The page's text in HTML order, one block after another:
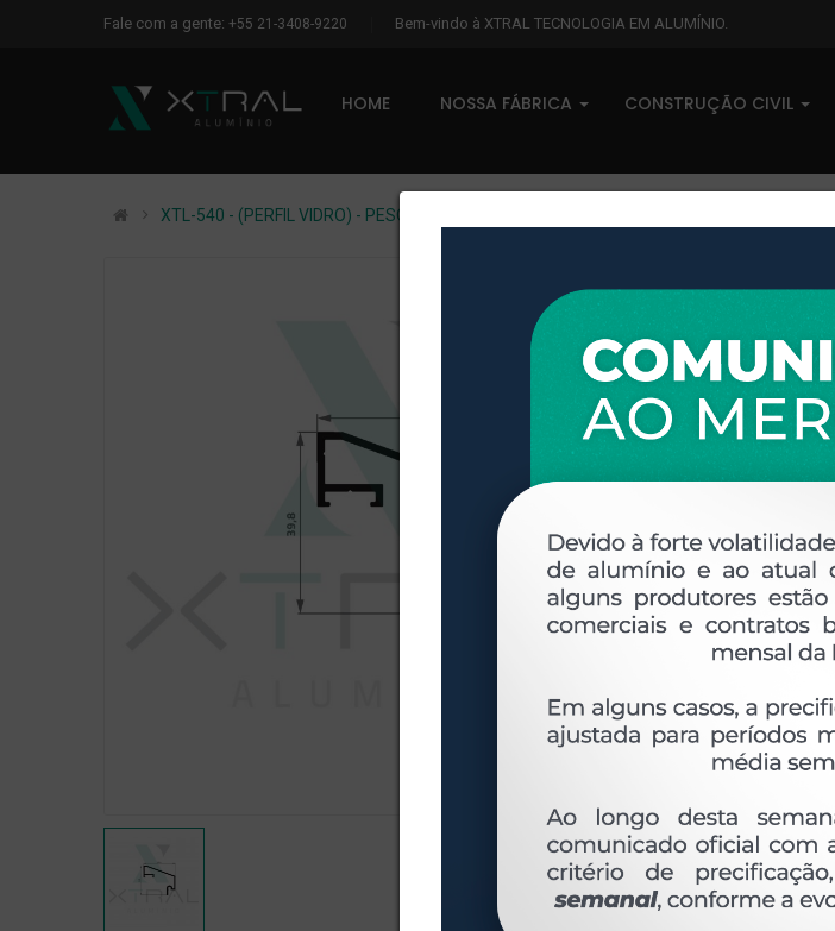
Fale com a gente: +55 21-3408-9220 Bem-vindo à XTRAL TECNOLOGIA EM ALUMÍNIO.
HOME NOSSA FÁBRICA CONSTRUÇÃO CIVIL
XTL-540 - (PERFIL VIDRO) - PESO LINEAR: 0,466kg/m
XTL-540 -
0
Taxas R$ 0,00
Disponibilidade:
OVERVIEW
Perfil extrudado
Ver
Etiquetas: 540-